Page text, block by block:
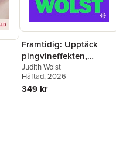
Framtidig: Upptäck
pingvineffekten,
tekniksprång och
signaler från framtiden
Judith Wolst
Häftad, 2026
349 kr